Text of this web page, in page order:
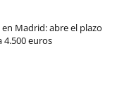
Madrid: abre el plazo
4.500 euros